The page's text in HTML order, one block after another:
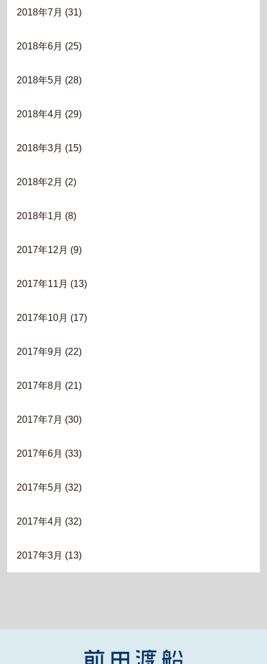
2018年7月 (31)
2018年6月 (25)
2018年5月 (28)
2018年4月 (29)
2018年3月 (15)
2018年2月 (2)
2018年1月 (8)
2017年12月 (9)
2017年11月 (13)
2017年10月 (17)
2017年9月 (22)
2017年8月 (21)
2017年7月 (30)
2017年6月 (33)
2017年5月 (32)
2017年4月 (32)
2017年3月 (13)